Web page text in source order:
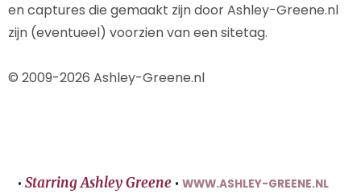
en captures die gemaakt zijn door Ashley-Greene.nl
zijn (eventueel) voorzien van een sitetag.
© 2009-2026 Ashley-Greene.nl
• Starring Ashley Greene • WWW.ASHLEY-GREENE.NL